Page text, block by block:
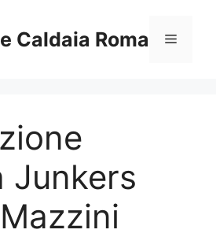
Caldaia Roma Menu
Junkers